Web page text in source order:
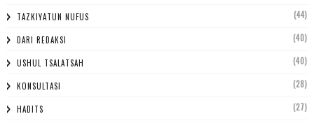
TAZKIYATUN NUFUS (44)
DARI REDAKSI (40)
USHUL TSALATSAH (40)
KONSULTASI (28)
HADITS (27)